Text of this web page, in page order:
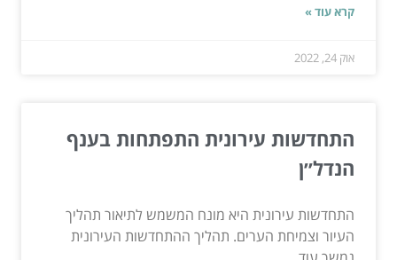
קרא עוד »
אוק 24, 2022
התחדשות עירונית התפתחות בענף
הנדל״ן
התחדשות עירונית היא מונח המשמש לתיאור תהליך
העיור וצמיחת הערים. תהליך ההתחדשות העירונית